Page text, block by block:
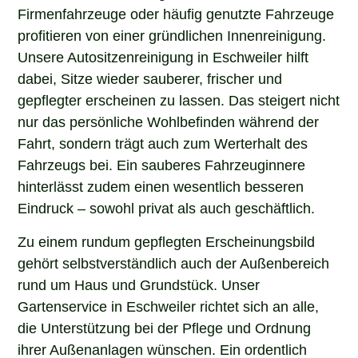
Firmenfahrzeuge oder häufig genutzte Fahrzeuge
profitieren von einer gründlichen Innenreinigung.
Unsere Autositzenreinigung in Eschweiler hilft
dabei, Sitze wieder sauberer, frischer und
gepflegter erscheinen zu lassen. Das steigert nicht
nur das persönliche Wohlbefinden während der
Fahrt, sondern trägt auch zum Werterhalt des
Fahrzeugs bei. Ein sauberes Fahrzeuginnere
hinterlässt zudem einen wesentlich besseren
Eindruck – sowohl privat als auch geschäftlich.
Zu einem rundum gepflegten Erscheinungsbild
gehört selbstverständlich auch der Außenbereich
rund um Haus und Grundstück. Unser
Gartenservice in Eschweiler richtet sich an alle,
die Unterstützung bei der Pflege und Ordnung
ihrer Außenanlagen wünschen. Ein ordentlich